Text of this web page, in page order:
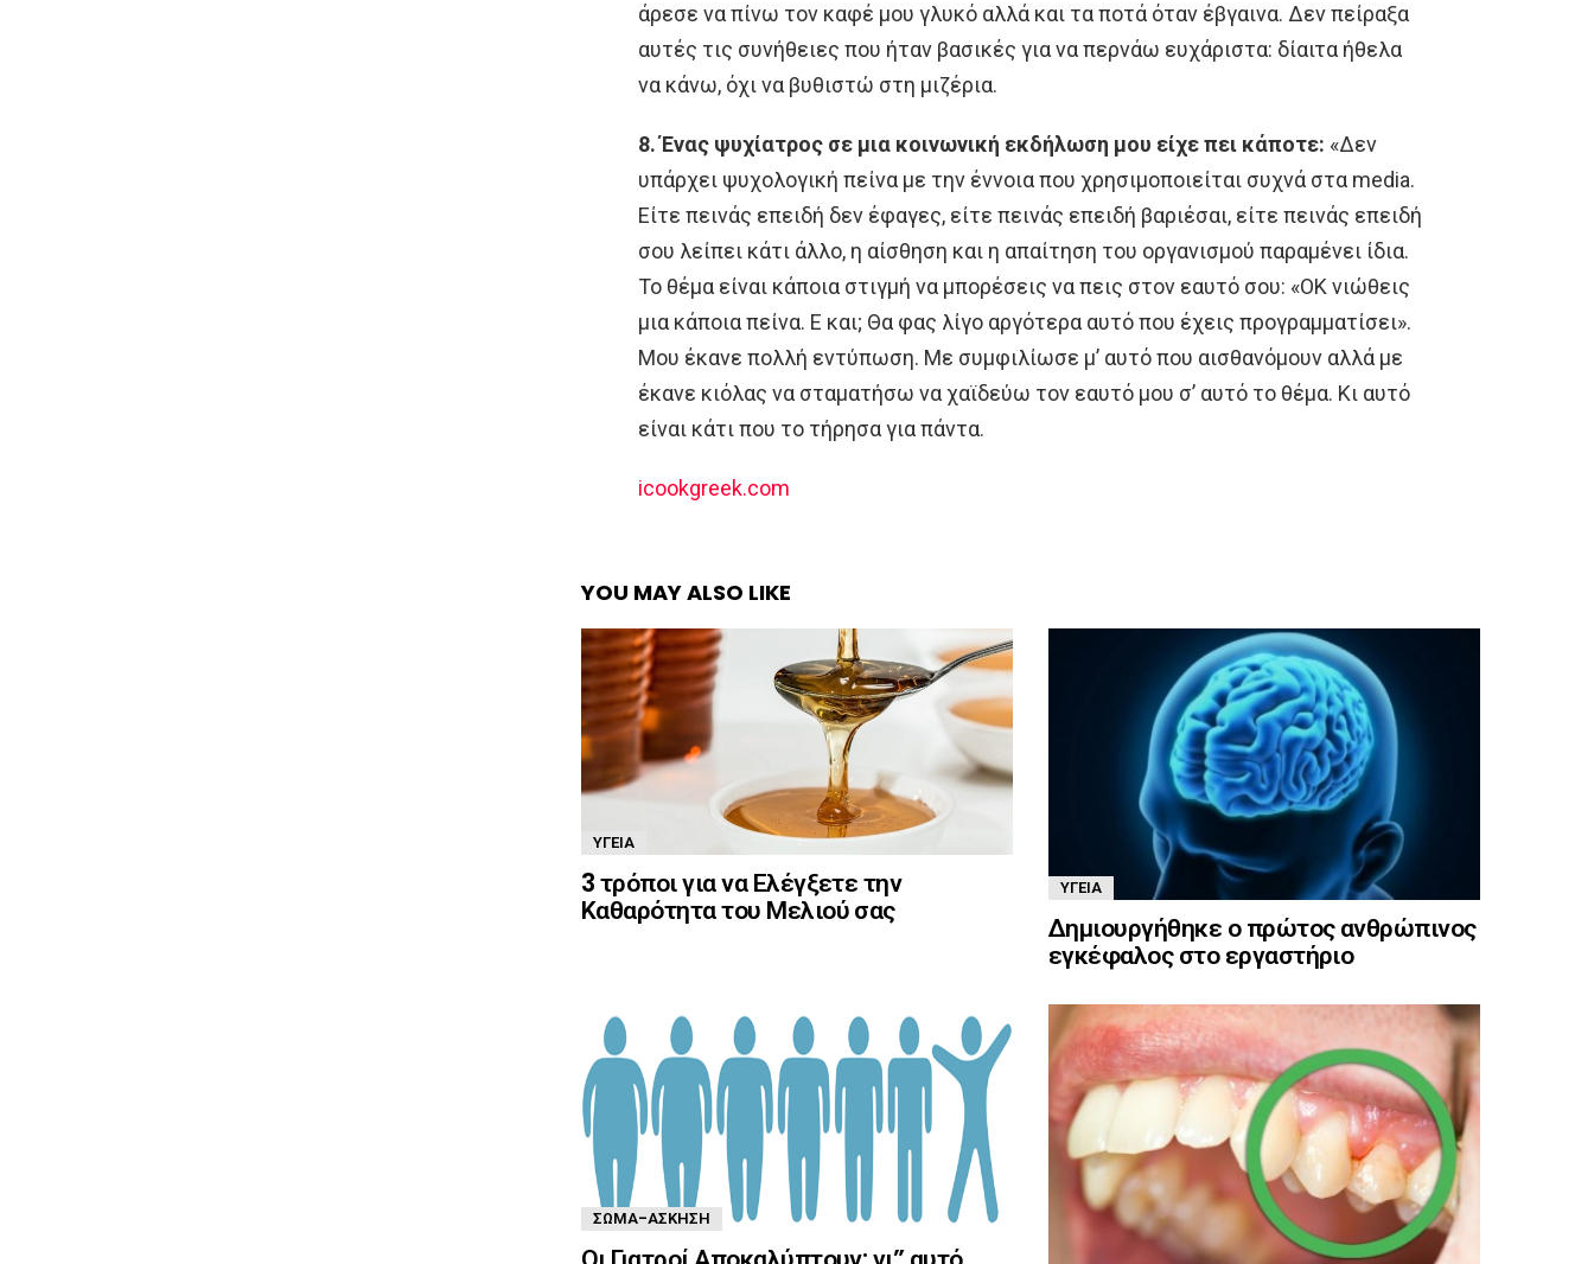
άρεσε να πίνω τον καφέ μου γλυκό αλλά και τα ποτά όταν έβγαινα. Δεν πείραξα
αυτές τις συνήθειες που ήταν βασικές για να περνάω ευχάριστα: δίαιτα ήθελα
να κάνω, όχι να βυθιστώ στη μιζέρια.
8. Ένας ψυχίατρος σε μια κοινωνική εκδήλωση μου είχε πει κάποτε: «Δεν
υπάρχει ψυχολογική πείνα με την έννοια που χρησιμοποιείται συχνά στα media.
Είτε πεινάς επειδή δεν έφαγες, είτε πεινάς επειδή βαριέσαι, είτε πεινάς επειδή
σου λείπει κάτι άλλο, η αίσθηση και η απαίτηση του οργανισμού παραμένει ίδια.
Το θέμα είναι κάποια στιγμή να μπορέσεις να πεις στον εαυτό σου: «ΟΚ νιώθεις
μια κάποια πείνα. Ε και; Θα φας λίγο αργότερα αυτό που έχεις προγραμματίσει».
Μου έκανε πολλή εντύπωση. Με συμφιλίωσε μ’ αυτό που αισθανόμουν αλλά με
έκανε κιόλας να σταματήσω να χαϊδεύω τον εαυτό μου σ’ αυτό το θέμα. Κι αυτό
είναι κάτι που το τήρησα για πάντα.
icookgreek.com
YOU MAY ALSO LIKE
ΥΓΕΊΑ
3 τρόποι για να Ελέγξετε την
Καθαρότητα του Μελιού σας
ΥΓΕΊΑ
Δημιουργήθηκε ο πρώτος ανθρώπινος
εγκέφαλος στο εργαστήριο
ΣΏΜΑ-ΆΣΚΗΣΗ